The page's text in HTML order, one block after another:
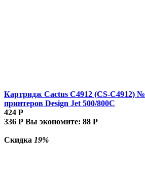
Картридж Cactus C4912 (CS-C4912)
принтеров Design Jet 500/800C
424 Р
336 Р Вы экономите: 88 Р
Скидка 19%